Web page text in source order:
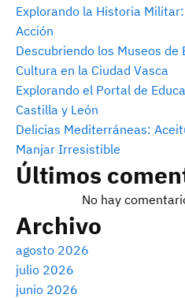
Explorando la Historia
Acción
Descubriendo los Museos
Cultura en la Ciudad Vasca
Explorando el Portal de
Castilla y León
Delicias Mediterráneas:
Manjar Irresistible
Últimos
No hay
Archivo
agosto 2026
julio 2026
junio 2026